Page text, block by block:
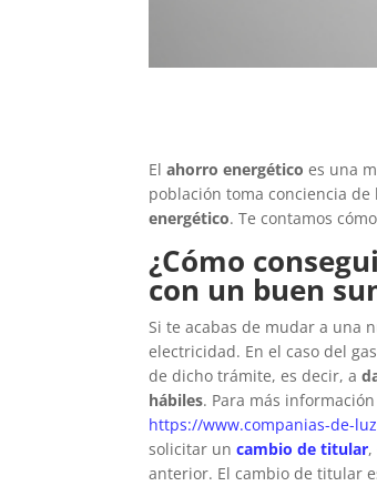
Elahorro energético es una
población toma conciencia
energético. Te contamos
¿Cómo
con un buen
Si te acabas de mudar a una
electricidad. En el caso del
de dicho trámite, es decir, a
hábiles. Para más
https://www.companias-de-
solicitar un cambio de titular
anterior. El cambio de titular